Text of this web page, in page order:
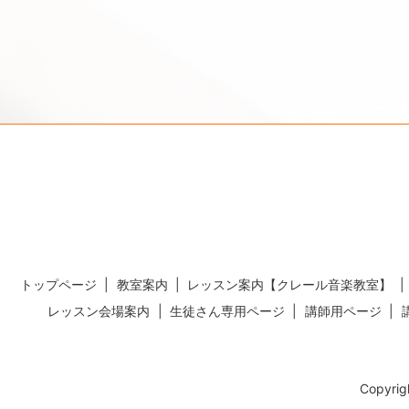
トップページ 教室案内
レッスン案内【クレール音楽教室】
レッスン会場案内
生徒さん専用ページ 講師用ページ